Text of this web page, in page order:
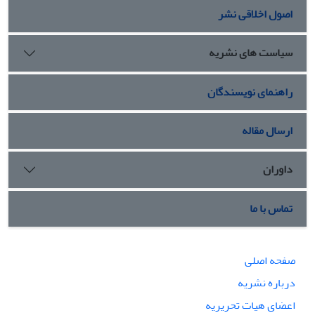
اصول اخلاقی نشر
سیاست های نشریه
راهنمای نویسندگان
ارسال مقاله
داوران
تماس با ما
صفحه اصلی
درباره نشریه
اعضای هیات تحریریه